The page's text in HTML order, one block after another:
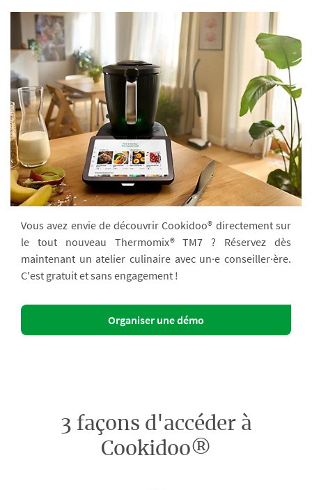
Vous avez envie de découvrir Cookidoo® directement sur
le tout nouveau Thermomix® TM7 ? Réservez dès
maintenant un atelier culinaire avec un·e conseiller·ère.
C'est gratuit et sans engagement !
Organiser une démo
3 façons d'accéder à
Cookidoo®